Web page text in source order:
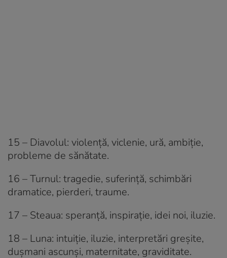
15 – Diavolul: violență, viclenie, ură, ambiție,
probleme de sănătate.
16 – Turnul: tragedie, suferință, schimbări
dramatice, pierderi, traume.
17 – Steaua: speranță, inspirație, idei noi, iluzie.
18 – Luna: intuiție, iluzie, interpretări greșite,
dușmani ascunși, maternitate, graviditate.